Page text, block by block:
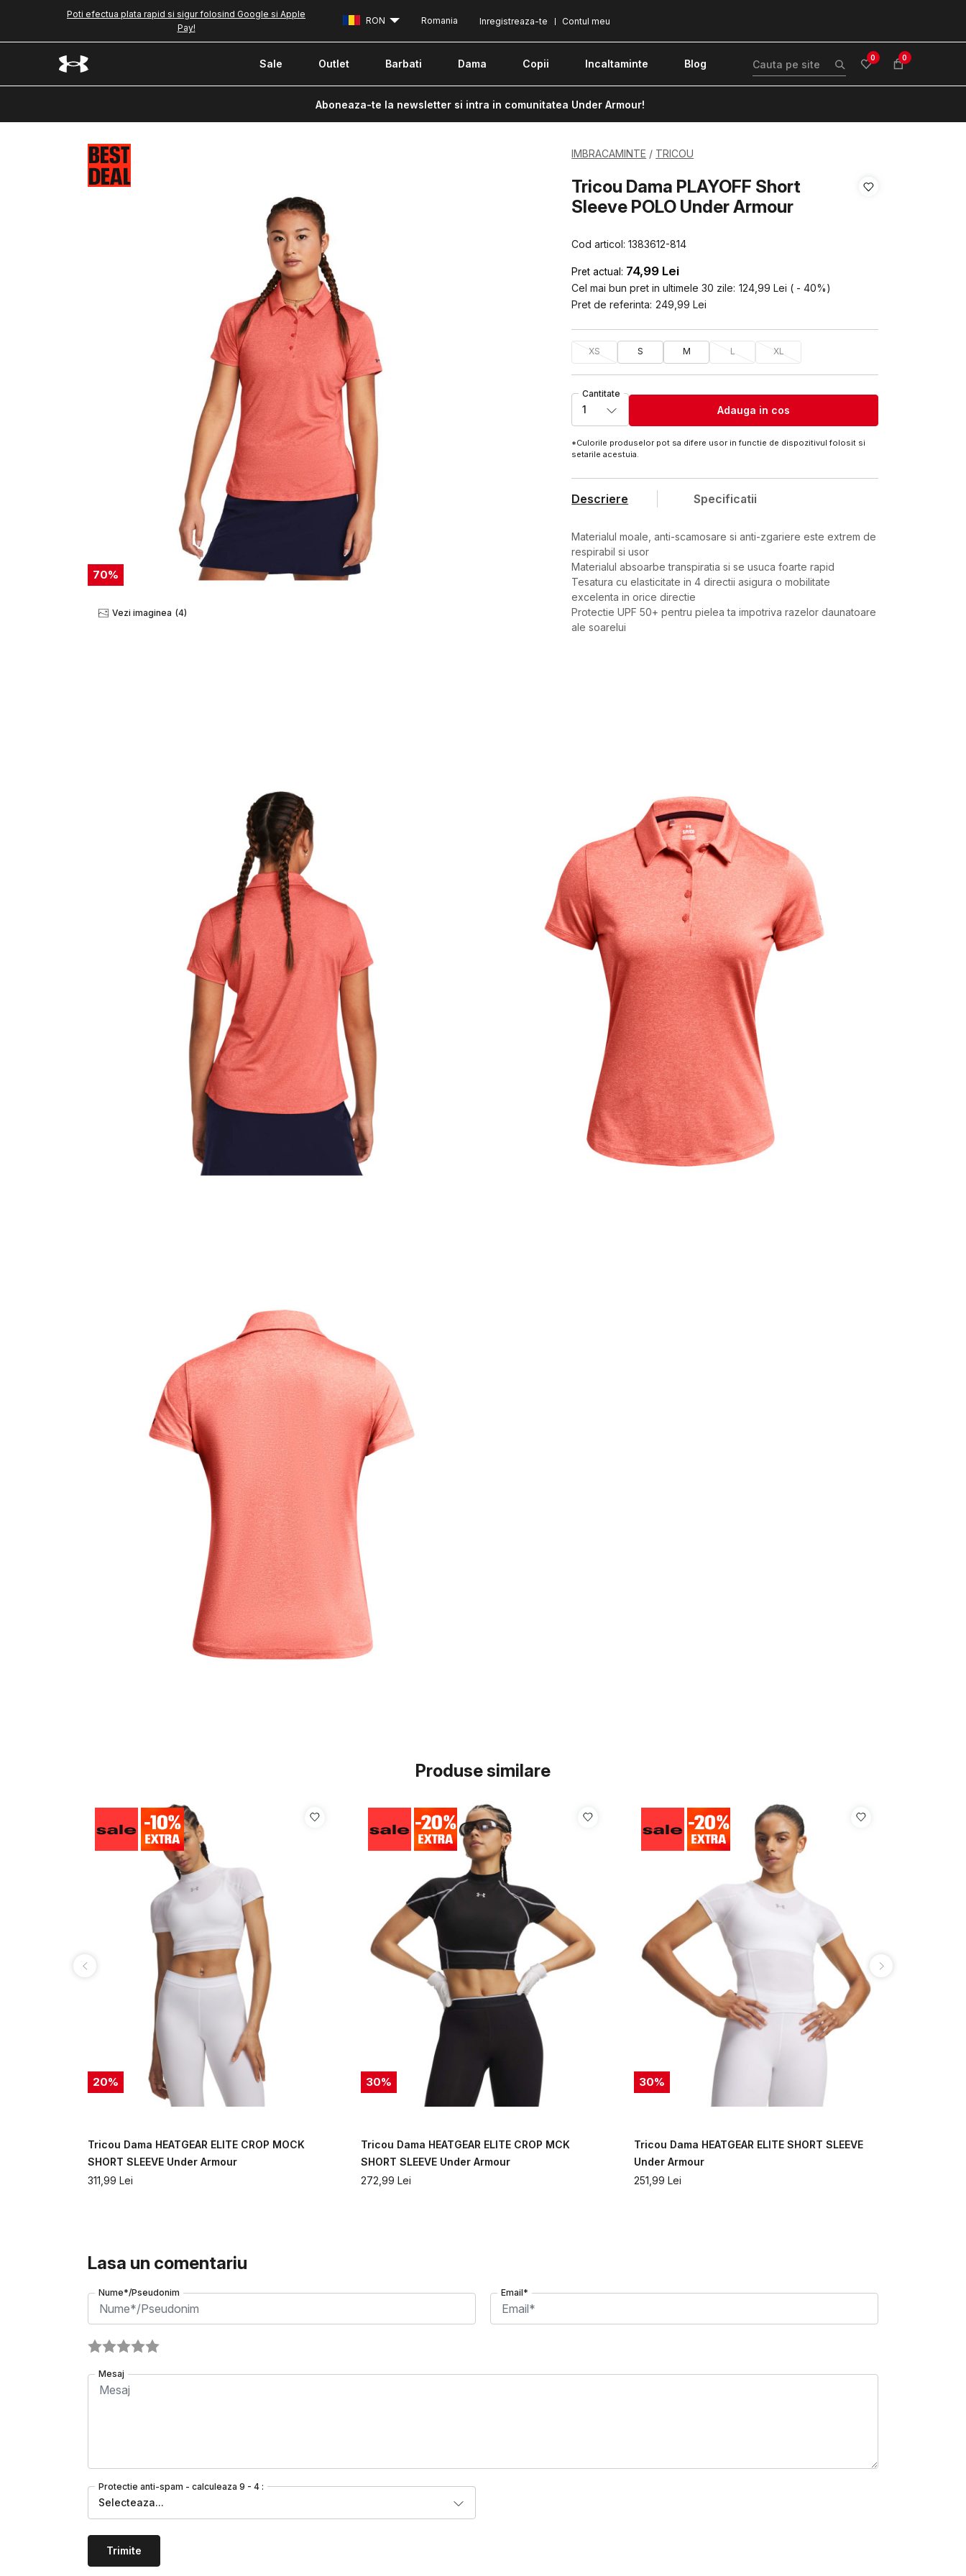
Poti efectua plata rapid si sigur folosind Google si Apple
Pay!
Contul meu
Inregistreaza-te
RON Romania
Sale Outlet Barbati Dama Copii Incaltaminte Blog 0 0
Aboneaza-te la newsletter si intra in comunitatea Under Armour!
70%
Vezi imaginea (4)
IMBRACAMINTE TRICOU
Tricou Dama PLAYOFF Short
Sleeve POLO Under Armour
Cod articol:1383612-814
Pret actual: 74,99 Lei
Cel mai bun pret in ultimele 30 zile: 124,99 Lei ( - 40%)
Pret de referinta: 249,99 Lei
XS S M L XL
Cantitate
1 Adauga in cos
*Culorile produselor pot sa difere usor in functie de dispozitivul folosit si
setarile acestuia.
Descriere Specificatii
Materialul moale, anti-scamosare si anti-zgariere este extrem de
respirabil si usor
Materialul absoarbe transpiratia si se usuca foarte rapid
Tesatura cu elasticitate in 4 directii asigura o mobilitate
excelenta in orice directie
Protectie UPF 50+ pentru pielea ta impotriva razelor daunatoare
ale soarelui
Produse similare
20%
Tricou Dama HEATGEAR ELITE CROP MOCK
SHORT SLEEVE Under Armour
311,99 Lei
30%
Tricou Dama HEATGEAR ELITE CROP MCK
SHORT SLEEVE Under Armour
272,99 Lei
30%
Tricou Dama HEATGEAR ELITE SHORT SLEEVE
Under Armour
251,99 Lei
Lasa un comentariu
Nume*/Pseudonim Email*
Mesaj
Protectie anti-spam - calculeaza 9 - 4 :
Selecteaza...
Trimite